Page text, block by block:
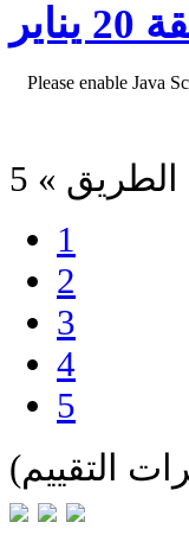
Please enable Java
1
2
3
4
5